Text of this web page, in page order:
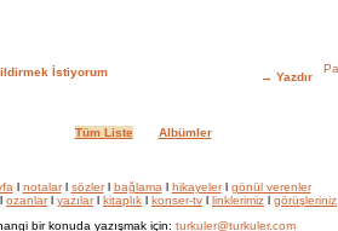
İstiyorum → Yazdır
Tüm Liste Albümler
l notalarl sözlerl bağlama l hikayelerl gönül verenler
l ozanlarl yazılarl kitaplık l konser-tv l linklerimiz l görüşleriniz
bir konuda yazışmak için: turkuler@turkuler.com